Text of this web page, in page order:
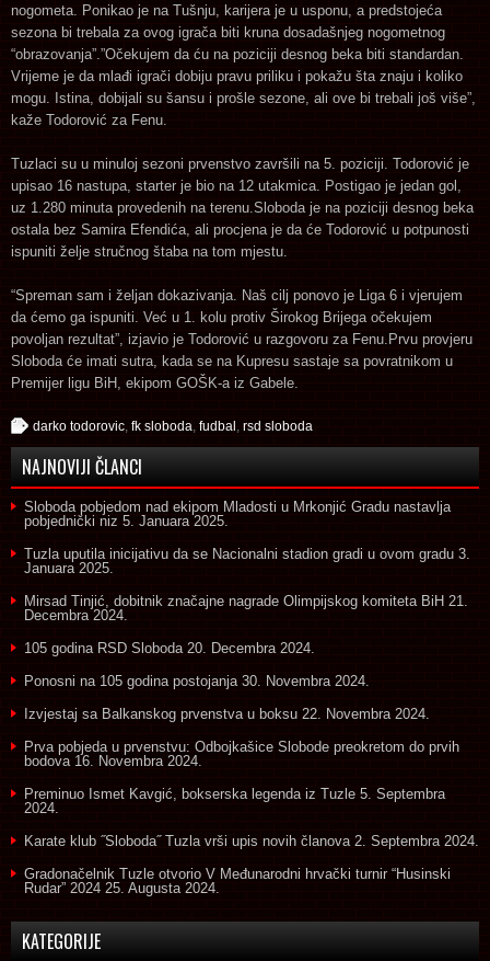
nogometa. Ponikao je na Tušnju, karijera je u usponu, a predstojeća
sezona bi trebala za ovog igrača biti kruna dosadašnjeg nogometnog
“obrazovanja”.”Očekujem da ću na poziciji desnog beka biti standardan.
Vrijeme je da mlađi igrači dobiju pravu priliku i pokažu šta znaju i koliko
mogu. Istina, dobijali su šansu i prošle sezone, ali ove bi trebali još više”,
kaže Todorović za Fenu.
Tuzlaci su u minuloj sezoni prvenstvo završili na 5. poziciji. Todorović je
upisao 16 nastupa, starter je bio na 12 utakmica. Postigao je jedan gol,
uz 1.280 minuta provedenih na terenu.Sloboda je na poziciji desnog beka
ostala bez Samira Efendića, ali procjena je da će Todorović u potpunosti
ispuniti želje stručnog štaba na tom mjestu.
“Spreman sam i željan dokazivanja. Naš cilj ponovo je Liga 6 i vjerujem
da ćemo ga ispuniti. Već u 1. kolu protiv Širokog Brijega očekujem
povoljan rezultat”, izjavio je Todorović u razgovoru za Fenu.Prvu provjeru
Sloboda će imati sutra, kada se na Kupresu sastaje sa povratnikom u
Premijer ligu BiH, ekipom GOŠK-a iz Gabele.
darko todorovic fk sloboda fudbal rsd sloboda
NAJNOVIJI ČLANCI
Sloboda pobjedom nad ekipom Mladosti u Mrkonjić Gradu nastavlja
pobjednički niz 5. Januara 2025.
Tuzla uputila inicijativu da se Nacionalni stadion gradi u ovom gradu 3.
Januara 2025.
Mirsad Tinjić, dobitnik značajne nagrade Olimpijskog komiteta BiH 21.
Decembra 2024.
105 godina RSD Sloboda 20. Decembra 2024.
Ponosni na 105 godina postojanja 30. Novembra 2024.
Izvjestaj sa Balkanskog prvenstva u boksu 22. Novembra 2024.
Prva pobjeda u prvenstvu: Odbojkašice Slobode preokretom do prvih
bodova 16. Novembra 2024.
Preminuo Ismet Kavgić, bokserska legenda iz Tuzle 5. Septembra
2024.
Karate klub ˝Sloboda˝ Tuzla vrši upis novih članova 2. Septembra 2024.
Gradonačelnik Tuzle otvorio V Međunarodni hrvački turnir “Husinski
Rudar” 2024 25. Augusta 2024.
KATEGORIJE